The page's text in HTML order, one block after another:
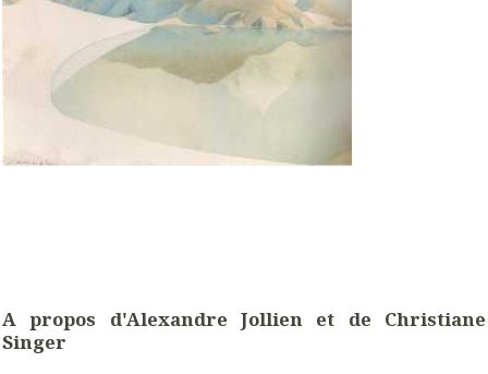
A propos d'Alexandre Jollien et de Christiane
Singer